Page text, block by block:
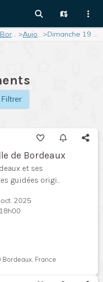
Bordeaux > Aujourd'hui > Dimanche 19 octobre 2025
Filtrer
de Bordeaux
et ses
guidées origi...
2025
Bordeaux, France